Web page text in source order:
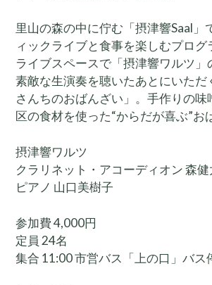
里山の森の中に佇む「摂津響Saal」
ィックライブと食事を楽しむプログ
ライブスペースで「摂津響ワルツ」
素敵な生演奏を聴いたあとにいただ
さんちのおばんざい」。手作りの味
区の食材を使った“からだが喜ぶ”お
摂津響ワルツ
クラリネット・アコーディオン 森健
ピアノ 山口美樹子
参加費 4,000円
定員 24名
集合 11:00 市営バス「上の口」バス